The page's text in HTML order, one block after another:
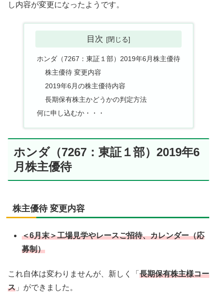
し内容が変更になったようです。
目次
ホンダ（7267：東証１部）2019年6月株主優待
株主優待 変更内容
2019年6月の株主優待内容
長期保有株主かどうかの判定方法
何に申し込むか・・・
ホンダ（7267：東証１部）2019年6
月株主優待
株主優待 変更内容
＜6月末＞工場見学やレースご招待、カレンダー（応
募制）
これ自体は変わりませんが、新しく「 長期保有株主様コー
ス 」ができました。